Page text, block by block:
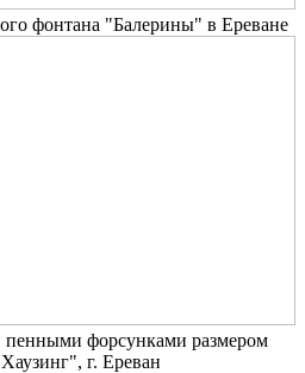
фонтана "Балерины" в Ереване
форсунками размером
г. Ереван